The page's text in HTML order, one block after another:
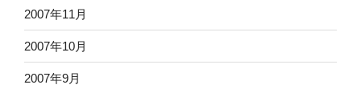
2007年11月
2007年10月
2007年9月